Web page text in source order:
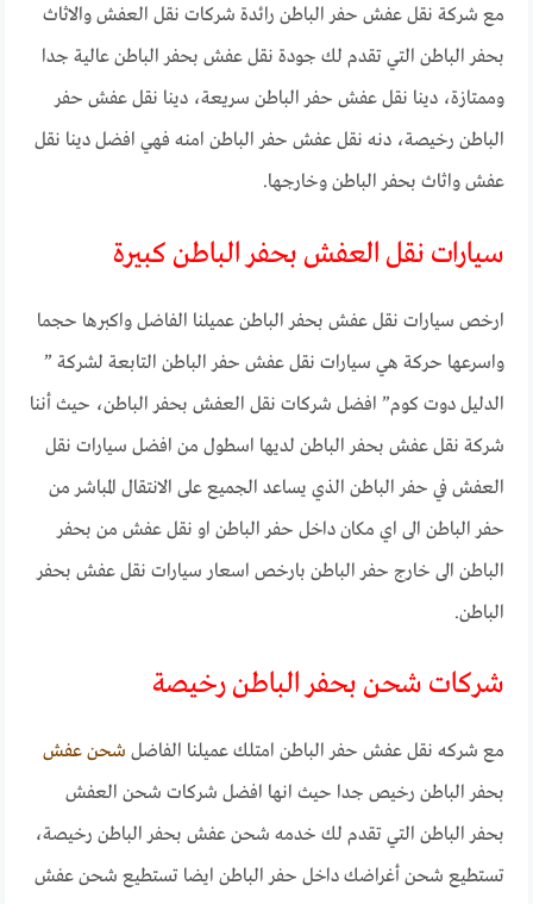
مع شركة نقل عفش حفر الباطن رائدة شركات نقل العفش والاثاث
بحفر الباطن التي تقدم لك جودة نقل عفش بحفر الباطن عالية جدا
وممتازة، دينا نقل عفش حفر الباطن سريعة، دينا نقل عفش حفر
الباطن رخيصة، دنه نقل عفش حفر الباطن امنه فهي افضل دينا نقل
عفش واثاث بحفر الباطن وخارجها.
سيارات نقل العفش بحفر الباطن كبيرة
ارخص سيارات نقل عفش بحفر الباطن عميلنا الفاضل واكبرها حجما
واسرعها حركة هي سيارات نقل عفش حفر الباطن التابعة لشركة ”
الدليل دوت كوم” افضل شركات نقل العفش بحفر الباطن، حيث أننا
شركة نقل عفش بحفر الباطن لديها اسطول من افضل سيارات نقل
العفش في حفر الباطن الذي يساعد الجميع على الانتقال المباشر من
حفر الباطن الى اي مكان داخل حفر الباطن او نقل عفش من بحفر
الباطن الى خارج حفر الباطن بارخص اسعار سيارات نقل عفش بحفر
الباطن.
شركات شحن بحفر الباطن رخيصة
مع شركه نقل عفش حفر الباطن امتلك عميلنا الفاضل شحن عفش
بحفر الباطن رخيص جدا حيث انها افضل شركات شحن العفش
بحفر الباطن التي تقدم لك خدمه شحن عفش بحفر الباطن رخيصة،
تستطيع شحن أغراضك داخل حفر الباطن ايضا تستطيع شحن عفش